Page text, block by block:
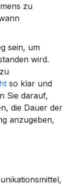
zu
sein, um
wird.
zu
so klar und
Sie darauf,
die Dauer der
anzugeben,